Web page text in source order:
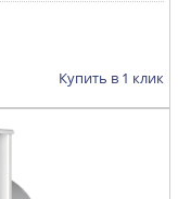
Купить в 1 клик